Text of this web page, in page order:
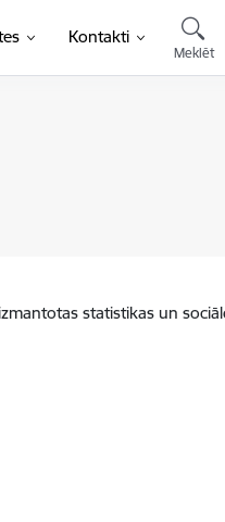
Kontakti
Meklēt
statistikas un